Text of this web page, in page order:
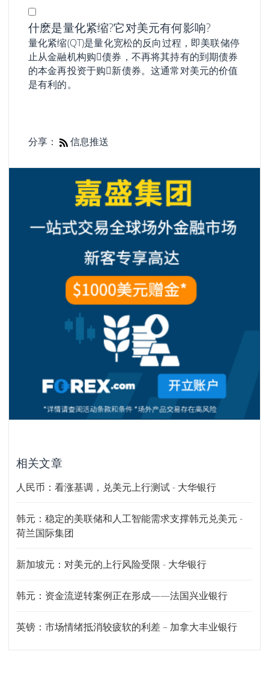
什麽是量化紧缩?它对美元有何影响?
量化紧缩(QT)是量化宽松的反向过程，即美联储停
止从金融机构购𧹒债券，不再将其持有的到期债券
的本金再投资于购𧹒新债券。这通常对美元的价值
是有利的。
分享： 信息推送
相关文章
人民币：看涨基调，兑美元上行测试 - 大华银行
韩元：稳定的美联储和人工智能需求支撑韩元兑美元 -
荷兰国际集团
新加坡元：对美元的上行风险受限 - 大华银行
韩元：资金流逆转案例正在形成——法国兴业银行
英镑：市场情绪抵消较疲软的利差 – 加拿大丰业银行